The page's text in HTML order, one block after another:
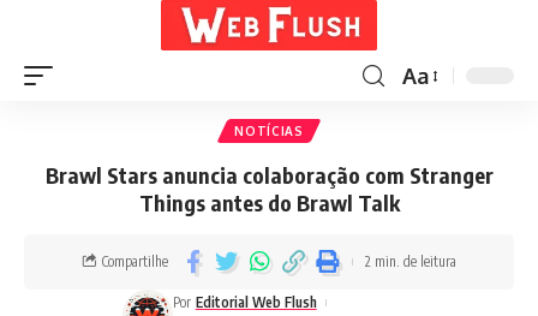
Aa
NOTÍCIAS
Brawl Stars anuncia colaboração com Stranger
Things antes do Brawl Talk
Por Editorial Web Flush
Compartilhe 2 min. de leitura